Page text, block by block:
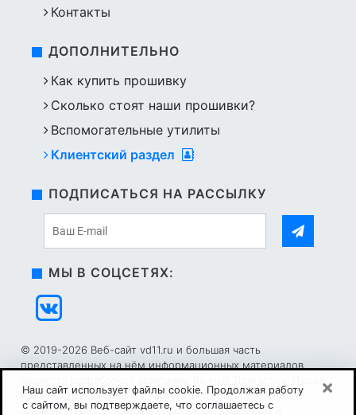
Наш сайт использует файлы cookie. Продолжая работу
с сайтом, вы подтверждаете, что соглашаетесь с
×
Контакты
ДОПОЛНИТЕЛЬНО
Как купить прошивку
Сколько стоят наши прошивки?
Вспомогательные утилиты
Клиентский раздел
ПОДПИСАТЬСЯ НА РАССЫЛКУ
МЫ В СОЦСЕТЯХ:
© 2019-2026 Веб-сайт vd11.ru и большая часть
представленных на нём информационных материалов
началом использования настоящего сайта пожалуйста
ознакомьтесь сПользовательским соглашениеми